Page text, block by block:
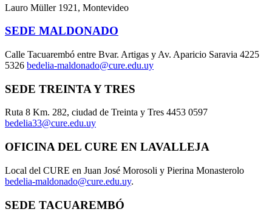
Lauro Müller 1921, Montevideo
SEDE MALDONADO
Calle Tacuarembó entre Bvar. Artigas y Av. Aparicio Saravia 4225
5326 bedelia-maldonado@cure.edu.uy
SEDE TREINTA Y TRES
Ruta 8 Km. 282, ciudad de Treinta y Tres 4453 0597
bedelia33@cure.edu.uy
OFICINA DEL CURE EN LAVALLEJA
Local del CURE en Juan José Morosoli y Pierina Monasterolo
bedelia-maldonado@cure.edu.uy.
SEDE TACUAREMBÓ